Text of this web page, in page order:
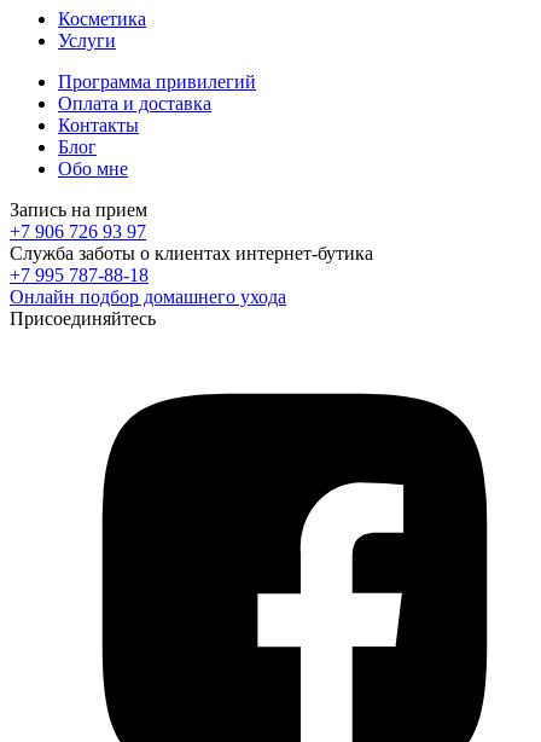
Косметика
Услуги
Программа привилегий
Оплата и доставка
Контакты
Блог
Обо мне
Запись на прием
+7 906 726 93 97
Служба заботы о клиентах интернет-бутика
+7 995 787-88-18
Онлайн подбор домашнего ухода
Присоединяйтесь